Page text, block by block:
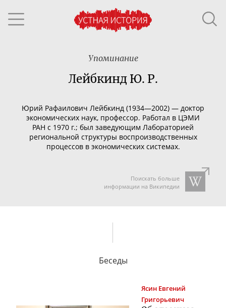
Упоминание
Лейбкинд Ю. Р.
Юрий Рафаилович Лейбкинд (1934—2002) — доктор
экономических наук, профессор. Работал в ЦЭМИ
РАН с 1970 г.; был заведующим Лабораторией
региональной структуры воспроизводственных
процессов в экономических системах.
Поискать больше
информации на Википедии
Беседы
Ясин Евгений
Григорьевич